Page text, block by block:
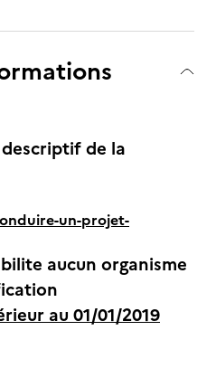
de la
un-projet-
aucun organisme
au 01/01/2019